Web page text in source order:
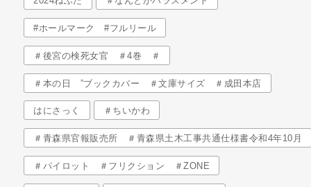
#ホールマーク #フルリール
＃後宮の検死女官 ＃4巻 ＃
＃本の日 ”ブックカバー ＃文庫サイズ ＃成田本店
はにさっく ＃ちいかわ
＃青森県官報販売所 ＃青森県土木工事共通仕様書令和4年10月
＃パイロット ＃フリクション ＃ZONE